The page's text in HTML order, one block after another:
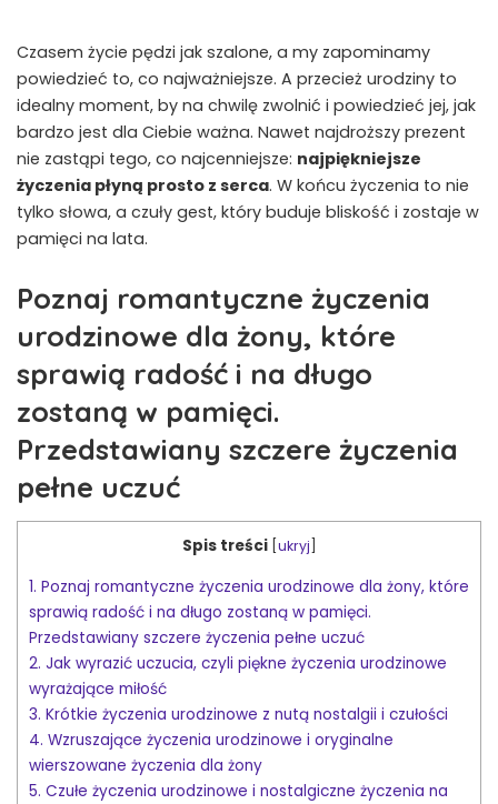
Czasem życie pędzi jak szalone, a my zapominamy
powiedzieć to, co najważniejsze. A przecież urodziny to
idealny moment, by na chwilę zwolnić i powiedzieć jej, jak
bardzo jest dla Ciebie ważna. Nawet najdroższy prezent
nie zastąpi tego, co najcenniejsze: najpiękniejsze
życzenia płyną prosto z serca. W końcu życzenia to nie
tylko słowa, a czuły gest, który buduje bliskość i zostaje w
pamięci na lata.
Poznaj romantyczne życzenia
urodzinowe dla żony, które
sprawią radość i na długo
zostaną w pamięci.
Przedstawiany szczere życzenia
pełne uczuć
Spis treści ukryj
1. Poznaj romantyczne życzenia urodzinowe dla żony, które
sprawią radość i na długo zostaną w pamięci.
Przedstawiany szczere życzenia pełne uczuć
2. Jak wyrazić uczucia, czyli piękne życzenia urodzinowe
wyrażające miłość
3. Krótkie życzenia urodzinowe z nutą nostalgii i czułości
4. Wzruszające życzenia urodzinowe i oryginalne
wierszowane życzenia dla żony
5. Czułe życzenia urodzinowe i nostalgiczne życzenia na